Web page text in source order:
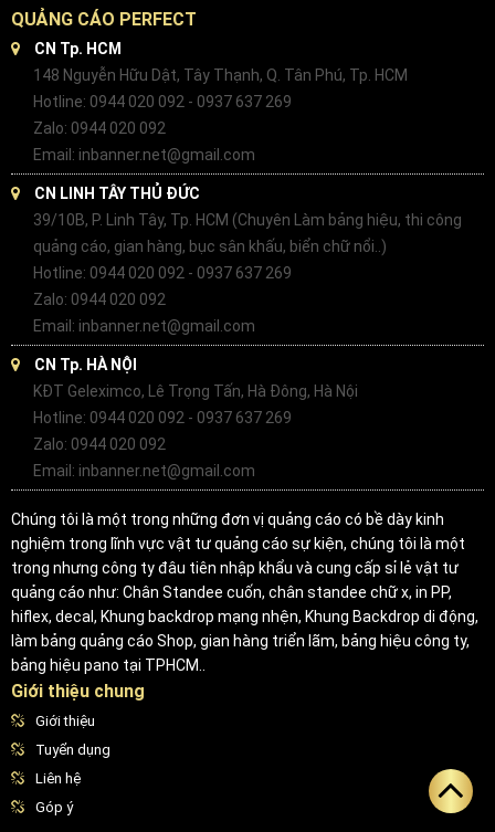
QUẢNG CÁO PERFECT
CN Tp. HCM
148 Nguyễn Hữu Dật, Tây Thạnh, Q. Tân Phú, Tp. HCM
Hotline: 0944 020 092 - 0937 637 269
Zalo: 0944 020 092
Email: inbanner.net@gmail.com
CN LINH TÂY THỦ ĐỨC
39/10B, P. Linh Tây, Tp. HCM (Chuyên Làm bảng hiệu, thi công
quảng cáo, gian hàng, bục sân khấu, biển chữ nổi..)
Hotline: 0944 020 092 - 0937 637 269
Zalo: 0944 020 092
Email: inbanner.net@gmail.com
CN Tp. HÀ NỘI
KĐT Geleximco, Lê Trọng Tấn, Hà Đông, Hà Nội
Hotline: 0944 020 092 - 0937 637 269
Zalo: 0944 020 092
Email: inbanner.net@gmail.com
Chúng tôi là một trong những đơn vị quảng cáo có bề dày kinh
nghiệm trong lĩnh vực vật tư quảng cáo sự kiện, chúng tôi là một
trong nhưng công ty đâu tiên nhập khẩu và cung cấp sỉ lẻ vật tư
quảng cáo như: Chân Standee cuốn, chân standee chữ x, in PP,
hiflex, decal, Khung backdrop mạng nhện, Khung Backdrop di động,
làm bảng quảng cáo Shop, gian hàng triển lãm, bảng hiệu công ty,
bảng hiệu pano tại TPHCM..
Giới thiệu chung
Giới thiệu
Tuyển dụng
Liên hệ
Góp ý